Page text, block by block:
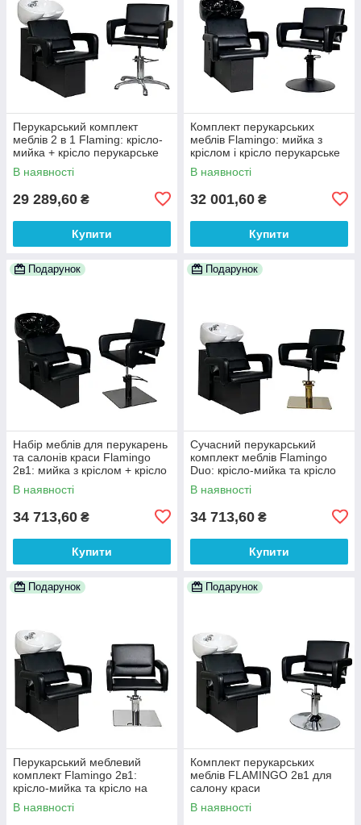
Перукарський комплект
меблів 2 в 1 Flaming: крісло-
мийка + крісло перукарське
В наявності
29 289,60 ₴
Купити
Комплект перукарських
меблів Flamingо: мийка з
кріслом і крісло перукарське
на чорному диску
В наявності
32 001,60 ₴
Купити
Подарунок
Набір меблів для перукарень
та салонів краси Flamingо
2в1: мийка з кріслом + крісло
на квадратній чорній базі
В наявності
34 713,60 ₴
Купити
Подарунок
Сучасний перукарський
комплект меблів Flamingо
Duo: крісло-мийка та крісло
на квадратній базі Gold
В наявності
34 713,60 ₴
Купити
Подарунок
Перукарський меблевий
комплект Flamingо 2в1:
крісло-мийка та крісло на
квадратній хромованій базі
В наявності
Подарунок
Комплект перукарських
меблів FLAMINGO 2в1 для
салону краси
В наявності